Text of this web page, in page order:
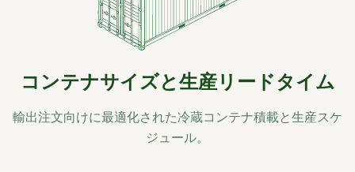
コンテナサイズと生産リードタイム
輸出注文向けに最適化された冷蔵コンテナ積載と生産スケ
ジュール。